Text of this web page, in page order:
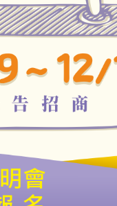
社會住宅
市信義區虎林段
地號等45筆土地
新案
市信義區永吉路321巷
巷以南，虎林街以西
所圍之部分街廓範圍